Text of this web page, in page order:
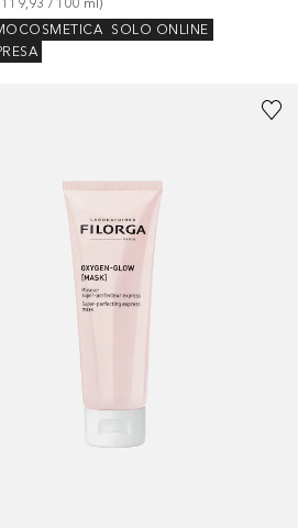
119,93 / 100 ml)
SOLO ONLINE